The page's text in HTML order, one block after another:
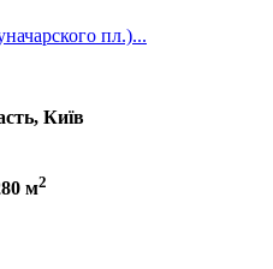
пл.)...
Київ
м2